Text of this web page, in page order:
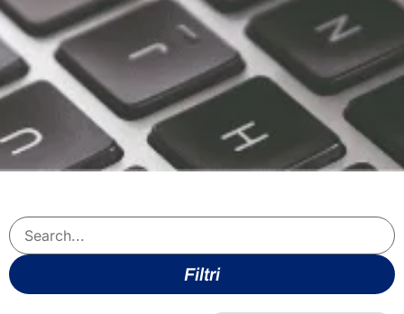
Filtri